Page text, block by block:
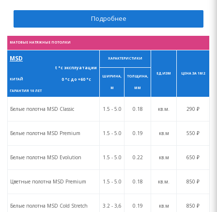
Подробнее
МАТОВЫЕ НАТЯЖНЫЕ ПОТОЛКИ
MSD
t °с эксплуатации
0 °с до +60 °с
КИТАЙ
ГАРАНТИЯ 10 ЛЕТ
ХАРАКТЕРИСТИКИ
ЕД.ИЗМ ЦЕНА ЗА 1М2
ШИРИНА,
М
ТОЛЩИНА,
ММ
Белые полотна MSD Сlassic 1.5 - 5.0 0.18 кв.м. 290 ₽
Белые полотна MSD Premium 1.5 - 5.0 0.19 кв.м 550 ₽
Белые полотна MSD Evolution 1.5 - 5.0 0.22 кв.м 650 ₽
Цветные полотна MSD Premium 1.5 - 5.0 0.18 кв.м. 850 ₽
Белые полотна MSD Cold Stretch 3.2 - 3,6 0.19 кв.м 850 ₽